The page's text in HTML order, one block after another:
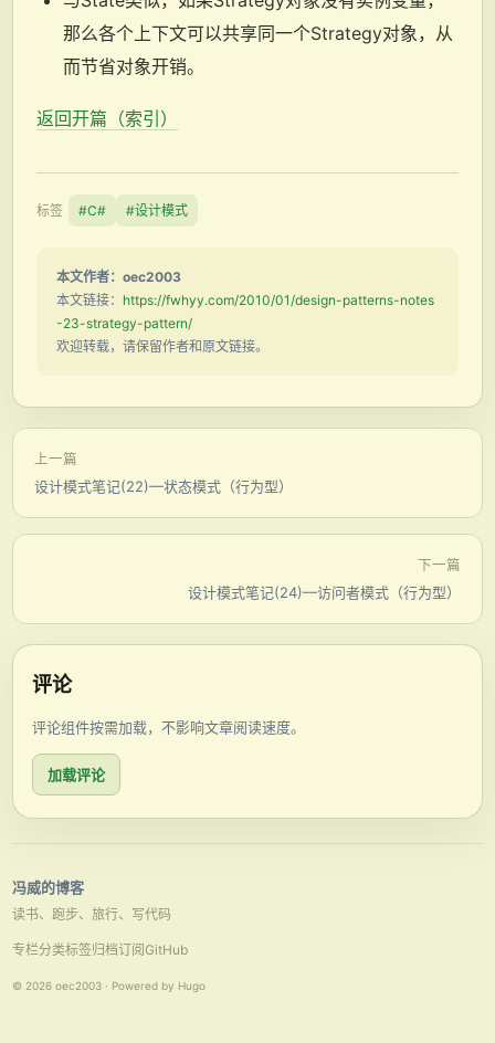
那么各个上下文可以共享同一个Strategy对象，从
而节省对象开销。
返回开篇（索引）
标签 #C# #设计模式
本文作者：oec2003
本文链接： https://fwhyy.com/2010/01/design-patterns-notes
-23-strategy-pattern/
欢迎转载，请保留作者和原文链接。
上一篇
设计模式笔记(22)—状态模式（行为型）
下一篇
设计模式笔记(24)—访问者模式（行为型）
评论
评论组件按需加载，不影响文章阅读速度。
加载评论
冯威的博客
读书、跑步、旅行、写代码
专栏分类标签归档订阅GitHub
© 2026 oec2003 · Powered by Hugo